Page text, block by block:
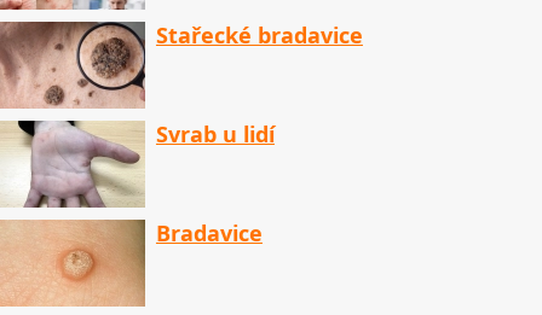
Stařecké bradavice
Svrab u lidí
Bradavice